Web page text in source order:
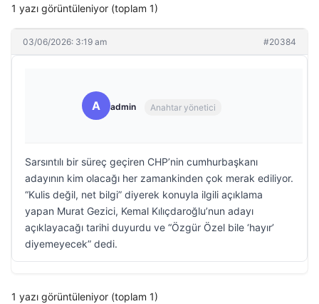
1 yazı görüntüleniyor (toplam 1)
03/06/2026: 3:19 am #20384
A admin Anahtar yönetici
Sarsıntılı bir süreç geçiren CHP’nin cumhurbaşkanı
adayının kim olacağı her zamankinden çok merak ediliyor.
“Kulis değil, net bilgi” diyerek konuyla ilgili açıklama
yapan Murat Gezici, Kemal Kılıçdaroğlu’nun adayı
açıklayacağı tarihi duyurdu ve “Özgür Özel bile ‘hayır’
diyemeyecek” dedi.
1 yazı görüntüleniyor (toplam 1)